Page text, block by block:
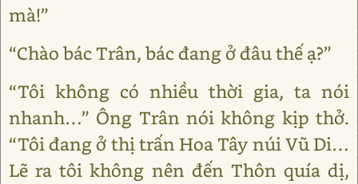
mà!”
“Chào bác Trân, bác đang ở đâu thế ạ?”
“Tôi không có nhiều thời gia, ta nói
nhanh…” Ông Trân nói không kịp thở.
“Tôi đang ở thị trấn Hoa Tây núi Vũ Di…
Lẽ ra tôi không nên đến Thôn quía dị,